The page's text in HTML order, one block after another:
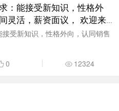
：能接受新知识，性格外
灵活，薪资面议， 欢迎来
受新知识，性格外向，认同销售
0 12324